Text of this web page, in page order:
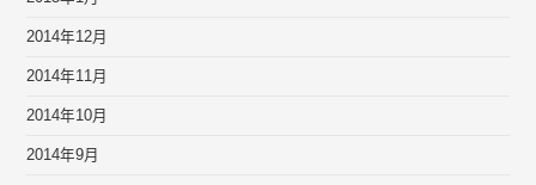
2014年12月
2014年11月
2014年10月
2014年9月